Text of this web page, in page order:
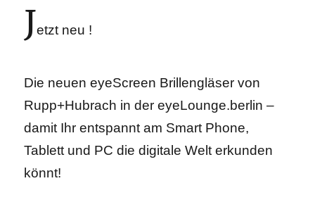
Jetzt neu !
Die neuen eyeScreen Brillengläser von
Rupp+Hubrach in der eyeLounge.berlin –
damit Ihr entspannt am Smart Phone,
Tablett und PC die digitale Welt erkunden
könnt!